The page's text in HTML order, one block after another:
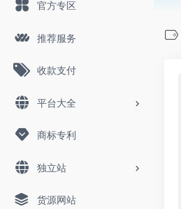
官方专区
推荐服务
收款支付
平台大全
商标专利
独立站
货源网站